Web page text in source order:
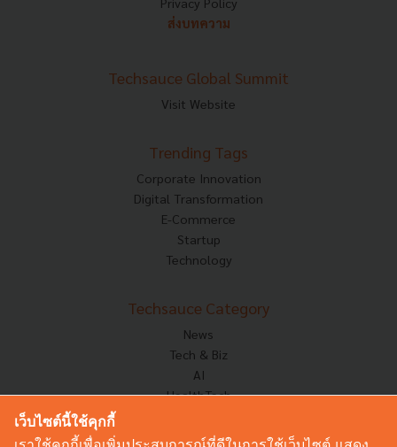
ส่งบทความ
Techsauce Global Summit
Visit Website
Trending Tags
Corporate Innovation
Digital Transformation
E-Commerce
Startup
Technology
Techsauce Category
News
Tech & Biz
AI
HealthTech
Corp Innov
เว็บไซต์นี้ใช้คุกกี้